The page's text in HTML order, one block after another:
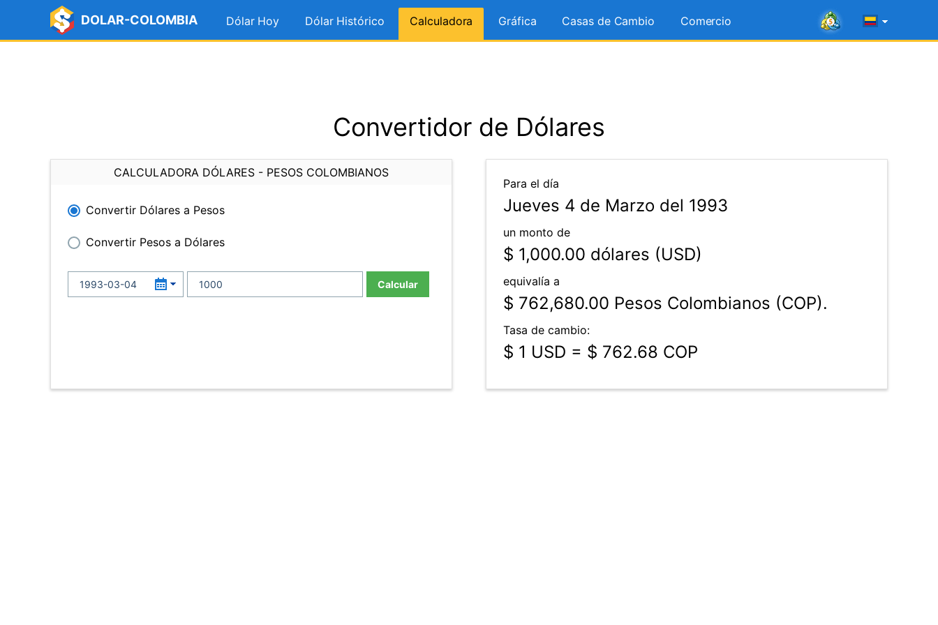
DOLAR-COLOMBIA Dólar Hoy Dólar Histórico Calculadora Gráfica Casas de Cambio Comercio
Convertidor de Dólares
CALCULADORA DÓLARES - PESOS COLOMBIANOS
Convertir Dólares a Pesos
Convertir Pesos a Dólares
Calcular
Para el día
Jueves 4 de Marzo del 1993
un monto de
$ 1,000.00 dólares (USD)
equivalía a
$ 762,680.00 Pesos Colombianos (COP).
Tasa de cambio:
$ 1 USD = $ 762.68 COP